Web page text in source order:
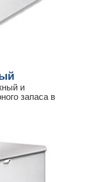
и
запаса в